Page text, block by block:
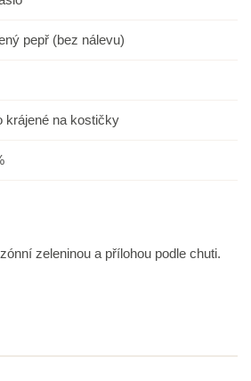
pepř (bez nálevu)
krájené na kostičky
zeleninou a přílohou podle chuti.